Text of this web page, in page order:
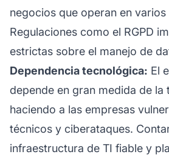
negocios que operan en varios
Regulaciones como el RGPD
estrictas sobre el manejo de
Dependencia tecnológica: El
depende en gran medida de la
haciendo a las empresas
técnicos y ciberataques.
infraestructura de TI fiable y